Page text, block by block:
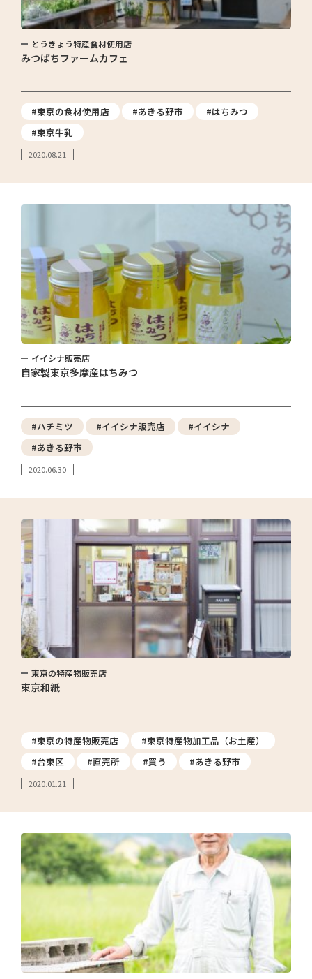
とうきょう特産食材使用店
みつばちファームカフェ
#東京の食材使用店 #あきる野市
#はちみつ
#東京牛乳
2020.08.21
イイシナ販売店
自家製東京多摩産はちみつ
#ハチミツ #イイシナ販売店
#イイシナ
#あきる野市
2020.06.30
東京の特産物販売店
東京和紙
#東京の特産物販売店
#東京特産物加工品（お土産）
#台東区
#直売所 #買う #あきる野市
2020.01.21